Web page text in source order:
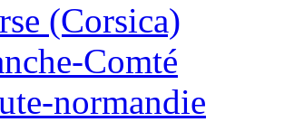
(Corsica)
Comté
normandie